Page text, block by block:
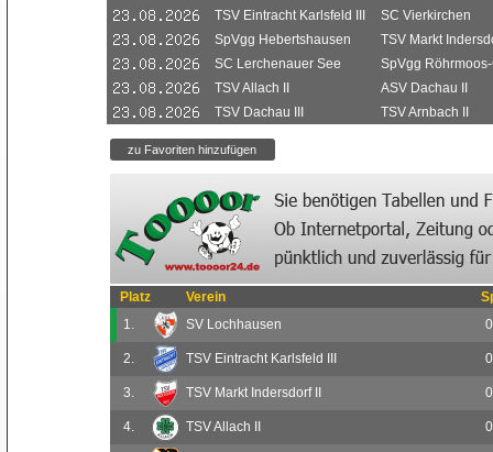
TSV Eintracht Karlsfeld III
SC Vierkirchen
SpVgg Hebertshausen
TSV Markt
SC Lerchenauer See
SpVgg
TSV Allach II
ASV Dachau II
TSV Dachau III
TSV Arnbach II
Platz Verein
1.
SV Lochhausen 0
2. TSV Eintracht Karlsfeld III 0
3. TSV Markt Indersdorf II 0
4. TSV Allach II 0